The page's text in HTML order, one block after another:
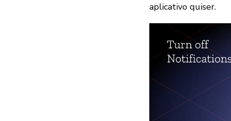
aplicativo quiser.